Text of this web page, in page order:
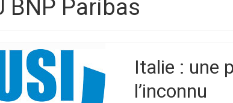
BNP Paribas
Italie : une
l’inconnu